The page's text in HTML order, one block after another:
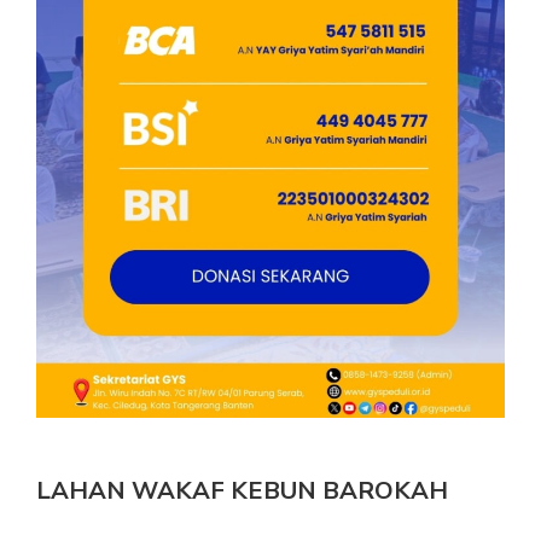
LAHAN WAKAF KEBUN BAROKAH